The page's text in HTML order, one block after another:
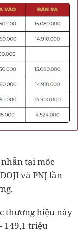
nhẫn tại mốc
và PNJ lần
thương hiệu này
149,1 triệu